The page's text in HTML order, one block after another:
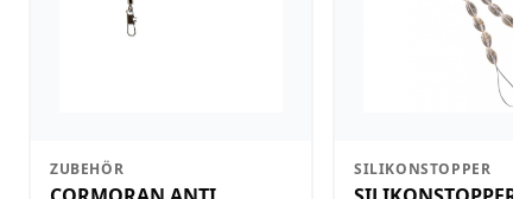
ZUBEHÖR SILIKONSTOPPER